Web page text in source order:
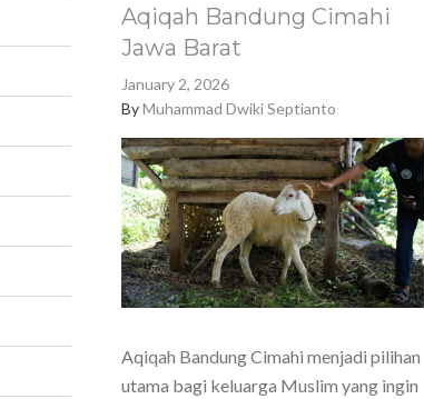
Aqiqah Bandung Cimahi
Jawa Barat
January 2, 2026
ByMuhammad Dwiki Septianto
Aqiqah Bandung Cimahi menjadi pilihan
utama bagi keluarga Muslim yang ingin